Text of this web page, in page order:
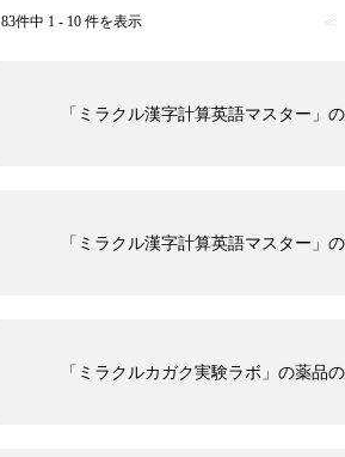
83件中 1 - 10 件を表示 ≪
「ミラクル漢字計算英語マスター」
「ミラクル漢字計算英語マスター」
「ミラクルカガク実験ラボ」の薬品